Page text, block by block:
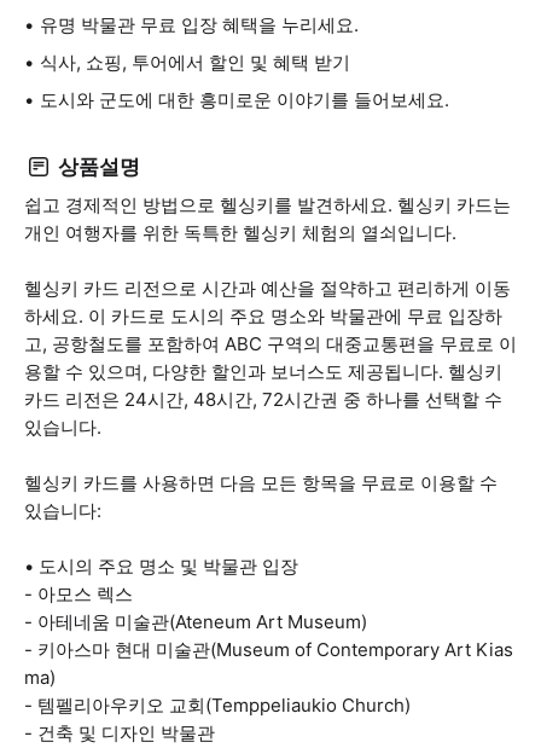
유명 박물관 무료 입장 혜택을 누리세요.
식사, 쇼핑, 투어에서 할인 및 혜택 받기
도시와 군도에 대한 흥미로운 이야기를 들어보세요.
상품설명
쉽고 경제적인 방법으로 헬싱키를 발견하세요. 헬싱키 카드는
개인 여행자를 위한 독특한 헬싱키 체험의 열쇠입니다.
헬싱키 카드 리전으로 시간과 예산을 절약하고 편리하게 이동
하세요. 이 카드로 도시의 주요 명소와 박물관에 무료 입장하
고, 공항철도를 포함하여 ABC 구역의 대중교통편을 무료로 이
용할 수 있으며, 다양한 할인과 보너스도 제공됩니다. 헬싱키
카드 리전은 24시간, 48시간, 72시간권 중 하나를 선택할 수
있습니다.
헬싱키 카드를 사용하면 다음 모든 항목을 무료로 이용할 수
있습니다:
• 도시의 주요 명소 및 박물관 입장
- 아모스 렉스
- 아테네움 미술관(Ateneum Art Museum)
- 키아스마 현대 미술관(Museum of Contemporary Art Kias
ma)
- 템펠리아우키오 교회(Temppeliaukio Church)
- 건축 및 디자인 박물관